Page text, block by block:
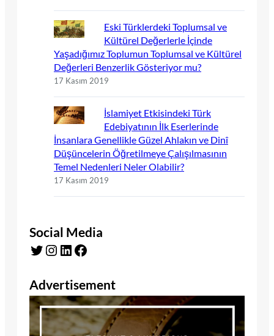
Eski Türklerdeki Toplumsal ve
Kültürel Değerlerle İçinde
Yaşadığımız Toplumun Toplumsal ve Kültürel
Değerleri Benzerlik Gösteriyor mu?
17 Kasım 2019
İslamiyet Etkisindeki Türk
Edebiyatının İlk Eserlerinde
İnsanlara Genellikle Güzel Ahlakın ve Dinî
Düşüncelerin Öğretilmeye Çalışılmasının
Temel Nedenleri Neler Olabilir?
17 Kasım 2019
Social Media
Twitter Instagram LinkedIn Facebook
Advertisement